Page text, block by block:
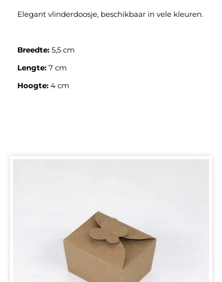
Elegant vlinderdoosje, beschikbaar in vele kleuren.
Breedte: 5,5 cm
Lengte: 7 cm
Hoogte: 4 cm